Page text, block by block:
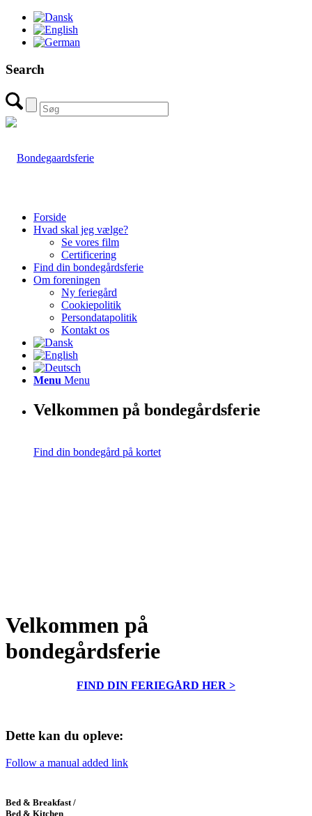
Search
Forside
Hvad skal jeg vælge?
Se vores film
Certificering
Find din bondegårdsferie
Om foreningen
Ny feriegård
Cookiepolitik
Persondatapolitik
Kontakt os
Menu Menu
Velkommen på bondegårdsferie
Find din bondegård på kortet
Velkommen på
bondegårdsferie
FIND DIN FERIEGÅRD HER >
Dette kan du opleve:
Follow a manual added link
Bed & Breakfast /
Bed & Kitchen